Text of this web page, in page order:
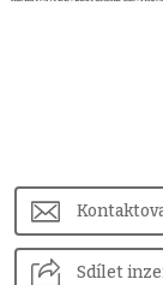
Sdílet